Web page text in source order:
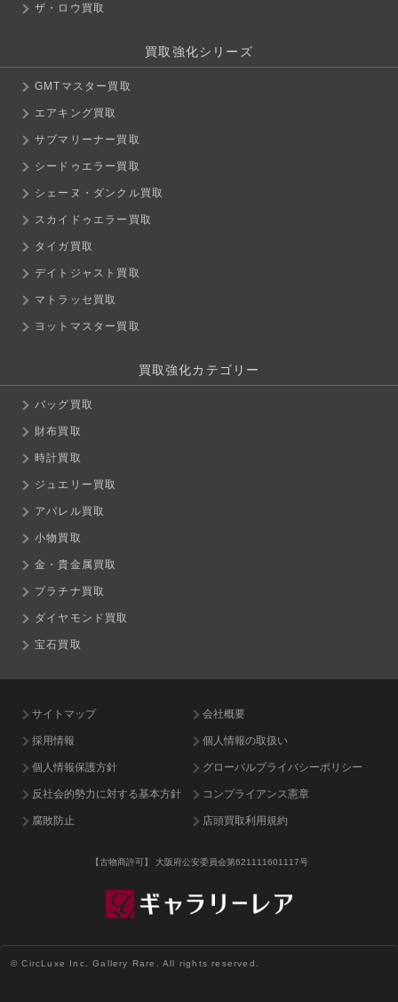
ザ・ロウ買取
買取強化シリーズ
GMTマスター買取
エアキング買取
サブマリーナー買取
シードゥエラー買取
シェーヌ・ダンクル買取
スカイドゥエラー買取
タイガ買取
デイトジャスト買取
マトラッセ買取
ヨットマスター買取
買取強化カテゴリー
バッグ買取
財布買取
時計買取
ジュエリー買取
アパレル買取
小物買取
金・貴金属買取
プラチナ買取
ダイヤモンド買取
宝石買取
サイトマップ 会社概要
採用情報 個人情報の取扱い
個人情報保護方針 グローバルプライバシーポリシー
反社会的勢力に対する基本方針 コンプライアンス憲章
腐敗防止 店頭買取利用規約
【古物商許可】 大阪府公安委員会第621111601117号
© CircLuxe Inc. Gallery Rare. All rights reserved.